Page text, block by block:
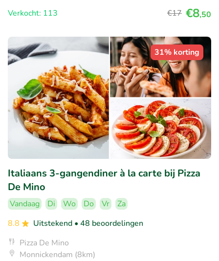
Verkocht: 113
€17 €8,50
31% korting
Italiaans 3-gangendiner à la carte bij Pizza
De Mino
Vandaag Di Wo Do Vr
Za
8.8
Uitstekend • 48 beoordelingen
Pizza De Mino
Monnickendam (8km)